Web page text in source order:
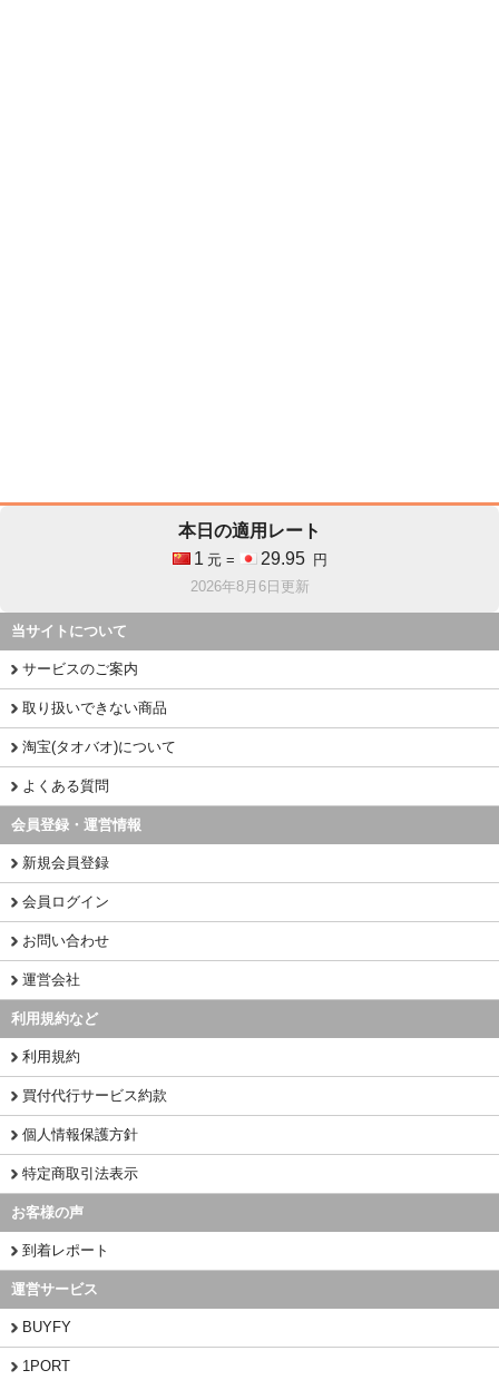
本日の適用レート
1 元 = 29.95
円
2026年8月6日更新
当サイトについて
サービスのご案内
取り扱いできない商品
淘宝(タオバオ)について
よくある質問
会員登録・運営情報
新規会員登録
会員ログイン
お問い合わせ
運営会社
利用規約など
利用規約
買付代行サービス約款
個人情報保護方針
特定商取引法表示
お客様の声
到着レポート
運営サービス
BUYFY
1PORT